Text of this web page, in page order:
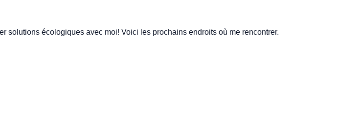
solutions écologiques avec moi! Voici les prochains endroits où me rencontrer.